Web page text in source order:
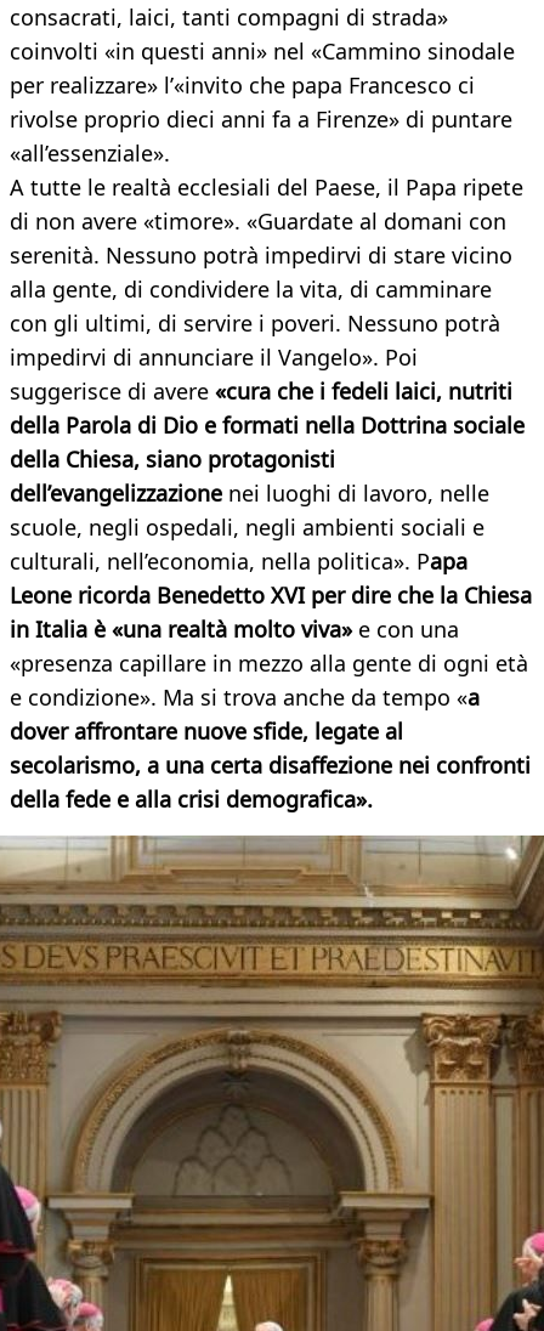
consacrati, laici, tanti compagni di strada»
coinvolti «in questi anni» nel «Cammino sinodale
per realizzare» l’«invito che papa Francesco ci
rivolse proprio dieci anni fa a Firenze» di puntare
«all’essenziale».
A tutte le realtà ecclesiali del Paese, il Papa ripete
di non avere «timore». «Guardate al domani con
serenità. Nessuno potrà impedirvi di stare vicino
alla gente, di condividere la vita, di camminare
con gli ultimi, di servire i poveri. Nessuno potrà
impedirvi di annunciare il Vangelo». Poi
suggerisce di avere «cura che i fedeli laici, nutriti
della Parola di Dio e formati nella Dottrina sociale
della Chiesa, siano protagonisti
dell’evangelizzazione nei luoghi di lavoro, nelle
scuole, negli ospedali, negli ambienti sociali e
culturali, nell’economia, nella politica». Papa
Leone ricorda Benedetto XVI per dire che la Chiesa
in Italia è «una realtà molto viva» e con una
«presenza capillare in mezzo alla gente di ogni età
e condizione». Ma si trova anche da tempo «a
dover affrontare nuove sfide, legate al
secolarismo, a una certa disaffezione nei confronti
della fede e alla crisi demografica».